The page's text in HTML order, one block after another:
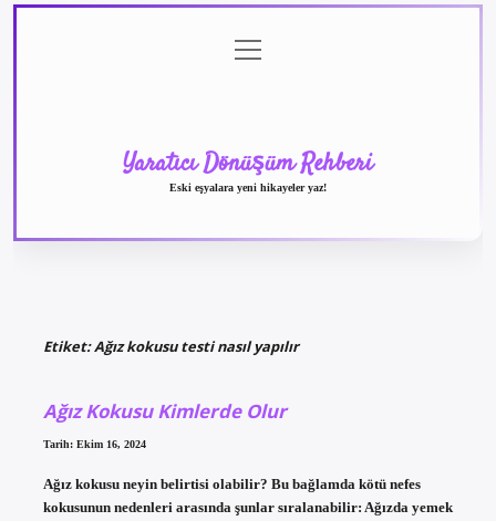
menüyü
aç
Yaratıcı Dönüşüm Rehberi
Eski eşyalara yeni hikayeler yaz!
Etiket:Ağız kokusu testi nasıl yapılır
Ağız Kokusu Kimlerde Olur
Tarih: Ekim 16, 2024
Ağız kokusu neyin belirtisi olabilir? Bu bağlamda kötü nefes
kokusunun nedenleri arasında şunlar sıralanabilir: Ağızda yemek